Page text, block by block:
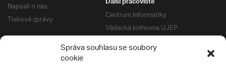
Správa souhlasu se soubory
cookie
Napsali o nás
Tiskové zprávy
Další pracoviště
Centrum Informatiky
Vědecká knihovna UJEP
Správa kolejí a menz
Univerzitní centrum podpory